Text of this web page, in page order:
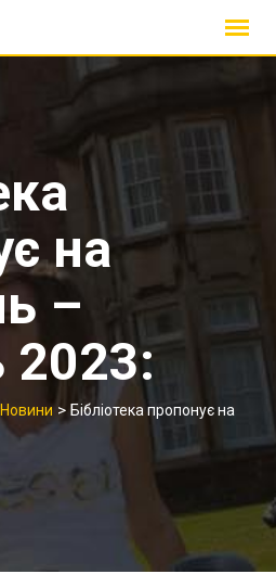
на
–
2023:
Новини > Бібліотека пропонує на